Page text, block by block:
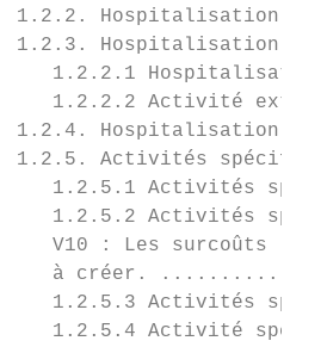
1.2.2. Hospitalisation à
1.2.3. Hospitalisation
1.2.2.1
1.2.2.2 Activité
1.2.4. Hospitalisation
1.2.5. Activités
1.2.5.1 Activités
1.2.5.2 Activités
V10 : Les surcoûts
à créer.
1.2.5.3 Activités
1.2.5.4 Activité